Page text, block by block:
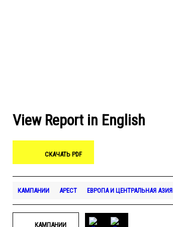
View Report in English
СКАЧАТЬ PDF
КАМПАНИИ АРЕСТ ЕВРОПА И ЦЕНТРАЛЬНАЯ АЗИЯ
КАМПАНИИ